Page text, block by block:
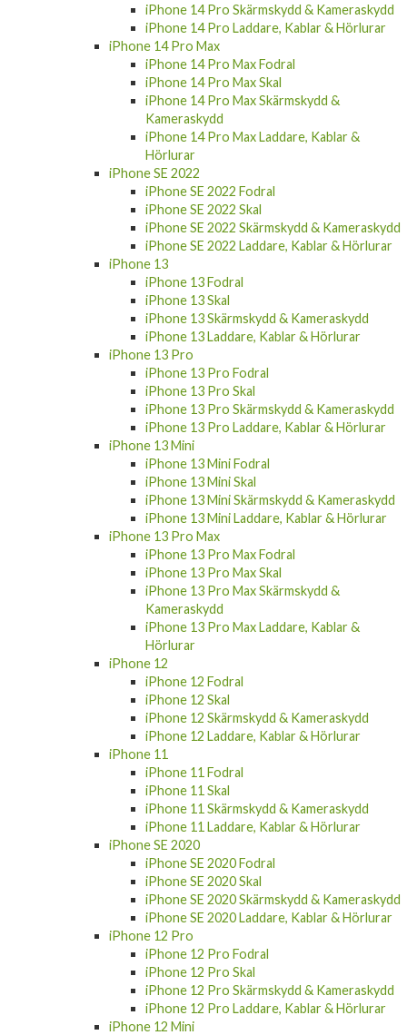
iPhone 14 Pro Skärmskydd & Kameraskydd
iPhone 14 Pro Laddare, Kablar & Hörlurar
iPhone 14 Pro Max
iPhone 14 Pro Max Fodral
iPhone 14 Pro Max Skal
iPhone 14 Pro Max Skärmskydd &
Kameraskydd
iPhone 14 Pro Max Laddare, Kablar &
Hörlurar
iPhone SE 2022
iPhone SE 2022 Fodral
iPhone SE 2022 Skal
iPhone SE 2022 Skärmskydd & Kameraskydd
iPhone SE 2022 Laddare, Kablar & Hörlurar
iPhone 13
iPhone 13 Fodral
iPhone 13 Skal
iPhone 13 Skärmskydd & Kameraskydd
iPhone 13 Laddare, Kablar & Hörlurar
iPhone 13 Pro
iPhone 13 Pro Fodral
iPhone 13 Pro Skal
iPhone 13 Pro Skärmskydd & Kameraskydd
iPhone 13 Pro Laddare, Kablar & Hörlurar
iPhone 13 Mini
iPhone 13 Mini Fodral
iPhone 13 Mini Skal
iPhone 13 Mini Skärmskydd & Kameraskydd
iPhone 13 Mini Laddare, Kablar & Hörlurar
iPhone 13 Pro Max
iPhone 13 Pro Max Fodral
iPhone 13 Pro Max Skal
iPhone 13 Pro Max Skärmskydd &
Kameraskydd
iPhone 13 Pro Max Laddare, Kablar &
Hörlurar
iPhone 12
iPhone 12 Fodral
iPhone 12 Skal
iPhone 12 Skärmskydd & Kameraskydd
iPhone 12 Laddare, Kablar & Hörlurar
iPhone 11
iPhone 11 Fodral
iPhone 11 Skal
iPhone 11 Skärmskydd & Kameraskydd
iPhone 11 Laddare, Kablar & Hörlurar
iPhone SE 2020
iPhone SE 2020 Fodral
iPhone SE 2020 Skal
iPhone SE 2020 Skärmskydd & Kameraskydd
iPhone SE 2020 Laddare, Kablar & Hörlurar
iPhone 12 Pro
iPhone 12 Pro Fodral
iPhone 12 Pro Skal
iPhone 12 Pro Skärmskydd & Kameraskydd
iPhone 12 Pro Laddare, Kablar & Hörlurar
iPhone 12 Mini